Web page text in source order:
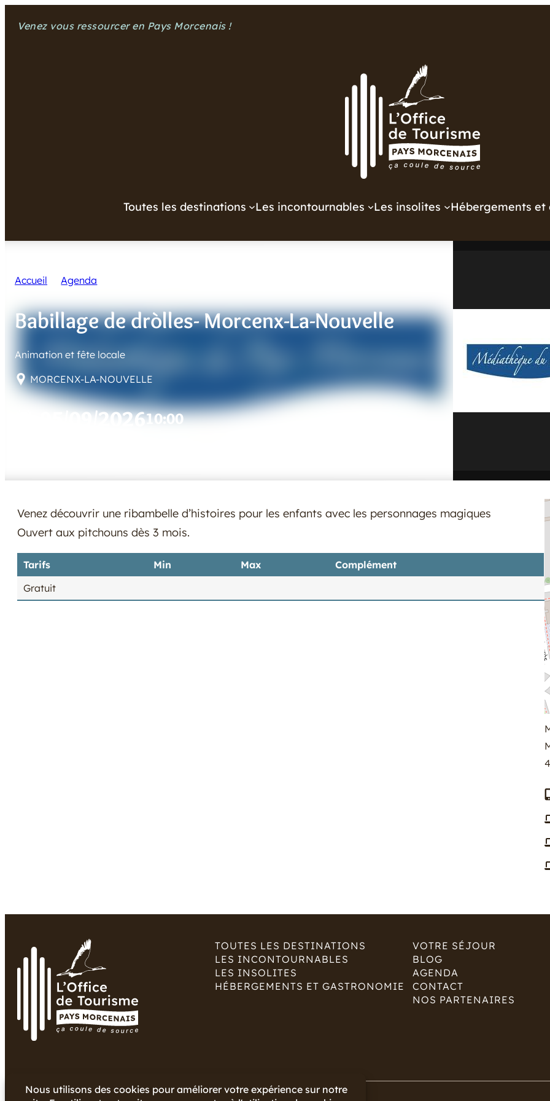
Venez vous ressourcer en Pays Morcenais !
Toutes les destinations Les incontournables Les insolites Hébergements et
Accueil Agenda
Babillage de dròlles- Morcenx-La-Nouvelle
Animation et fête locale
MORCENX-LA-NOUVELLE
05/09/202610:00
Venez découvrir une ribambelle d’histoires pour les enfants avec les personnages magiques
Ouvert aux pitchouns dès 3 mois.
Tarifs Min Max
Complément
Gratuit
TOUTES LES DESTINATIONS
LES INCONTOURNABLES
LES INSOLITES
HÉBERGEMENTS ET GASTRONOMIE
VOTRE SÉJOUR
BLOG
AGENDA
CONTACT
NOS PARTENAIRES